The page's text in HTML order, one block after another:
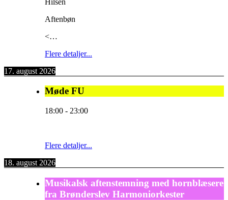
Aftenbøn
<…
Flere detaljer...
17. august 2026
Møde FU
18:00 - 23:00
Flere detaljer...
18. august 2026
Musikalsk aftenstemning med hornblæsere
fra Brønderslev Harmoniorkester